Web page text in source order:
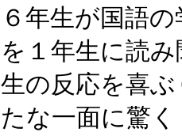
６年生が国語
を１年生に読
生の反応を喜
たな一面に驚